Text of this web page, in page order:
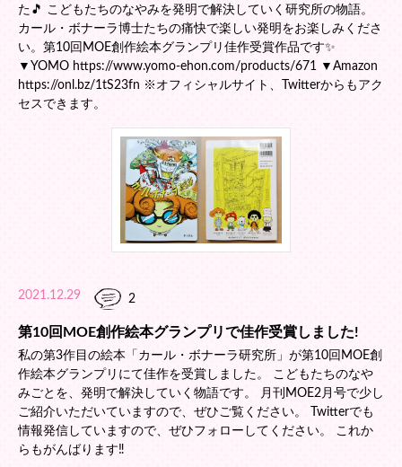
た🎵 こどもたちのなやみを発明で解決していく研究所の物語。
カール・ボナーラ博士たちの痛快で楽しい発明をお楽しみくださ
い。第10回MOE創作絵本グランプリ佳作受賞作品です✨
▼YOMO https://www.yomo-ehon.com/products/671 ▼Amazon
https://onl.bz/1tS23fn ※オフィシャルサイト、Twitterからもアク
セスできます。
2021.12.29 2
第10回MOE創作絵本グランプリで佳作受賞しました!
私の第3作目の絵本「カール・ボナーラ研究所」が第10回MOE創
作絵本グランプリにて佳作を受賞しました。 こどもたちのなや
みごとを、発明で解決していく物語です。 月刊MOE2月号で少し
ご紹介いただいていますので、ぜひご覧ください。 Twitterでも
情報発信していますので、ぜひフォローしてください。 これか
らもがんばります‼